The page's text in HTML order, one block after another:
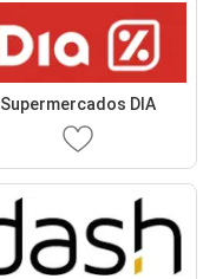
Supermercados DIA